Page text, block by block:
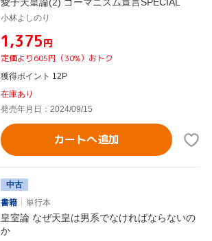
小林よしのり
¥1,375円
定価より605円（30%）おトク
獲得ポイント 12P
在庫あり
発売年月日：2024/09/15
カートへ追加
中古
書籍
単行本
皇室論 なぜ天皇は男系でなければならないの
か